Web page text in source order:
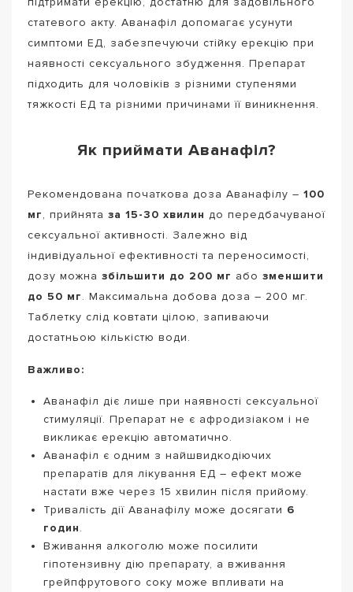
статевого акту. Аванафіл допомагає усунути
симптоми ЕД, забезпечуючи стійку ерекцію при
наявності сексуального збудження. Препарат
підходить для чоловіків з різними ступенями
тяжкості ЕД та різними причинами її виникнення.
Як приймати Аванафіл?
Рекомендована початкова доза Аванафілу – 100
мг, прийнята за 15-30 хвилин до передбачуваної
сексуальної активності. Залежно від
індивідуальної ефективності та переносимості,
дозу можна збільшити до 200 мг або зменшити
до 50 мг. Максимальна добова доза – 200 мг.
Таблетку слід ковтати цілою, запиваючи
достатньою кількістю води.
Важливо:
Аванафіл діє лише при наявності сексуальної
стимуляції. Препарат не є афродизіаком і не
викликає ерекцію автоматично.
Аванафіл є одним з найшвидкодіючих
препаратів для лікування ЕД – ефект може
настати вже через 15 хвилин після прийому.
Тривалість дії Аванафілу може досягати 6
годин.
Вживання алкоголю може посилити
гіпотензивну дію препарату, а вживання
грейпфрутового соку може впливати на